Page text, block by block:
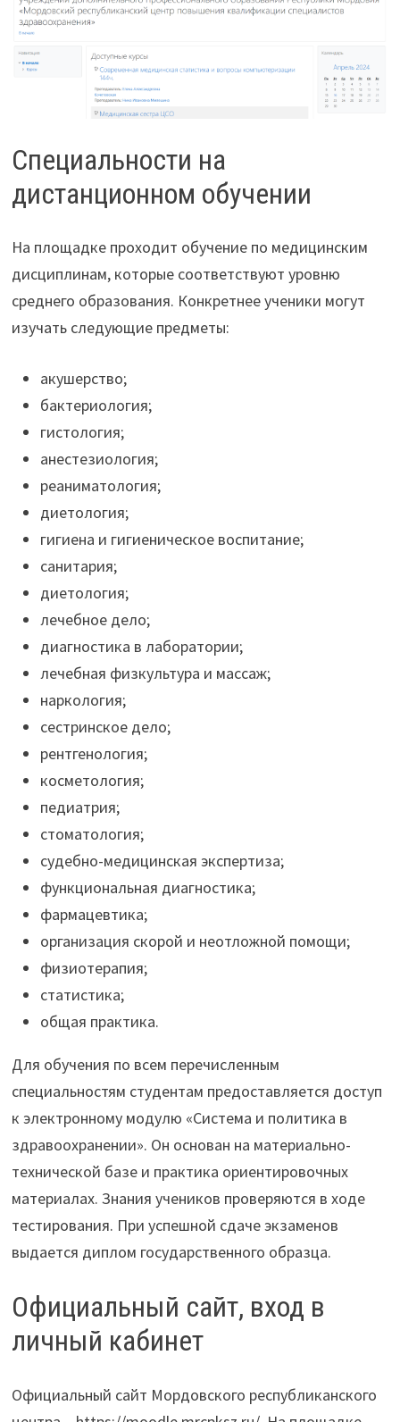
Специальности на
дистанционном обучении
На площадке проходит обучение по медицинским
дисциплинам, которые соответствуют уровню
среднего образования. Конкретнее ученики могут
изучать следующие предметы:
акушерство;
бактериология;
гистология;
анестезиология;
реаниматология;
диетология;
гигиена и гигиеническое воспитание;
санитария;
диетология;
лечебное дело;
диагностика в лаборатории;
лечебная физкультура и массаж;
наркология;
сестринское дело;
рентгенология;
косметология;
педиатрия;
стоматология;
судебно-медицинская экспертиза;
функциональная диагностика;
фармацевтика;
организация скорой и неотложной помощи;
физиотерапия;
статистика;
общая практика.
Для обучения по всем перечисленным
специальностям студентам предоставляется доступ
к электронному модулю «Система и политика в
здравоохранении». Он основан на материально-
технической базе и практика ориентировочных
материалах. Знания учеников проверяются в ходе
тестирования. При успешной сдаче экзаменов
выдается диплом государственного образца.
Официальный сайт, вход в
личный кабинет
Официальный сайт Мордовского республиканского